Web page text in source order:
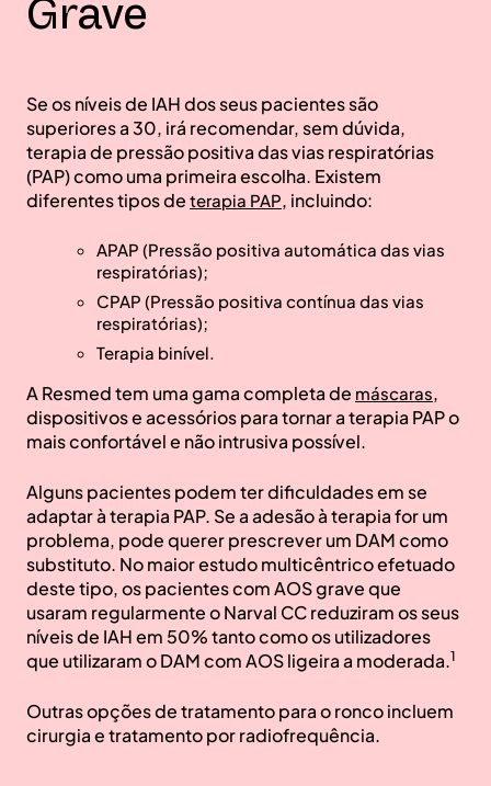
Grave
Se os níveis de IAH dos seus pacientes são
superiores a 30, irá recomendar, sem dúvida,
terapia de pressão positiva das vias respiratórias
(PAP) como uma primeira escolha. Existem
diferentes tipos de terapia PAP, incluindo:
APAP (Pressão positiva automática das vias
respiratórias);
CPAP (Pressão positiva contínua das vias
respiratórias);
Terapia binível.
A Resmed tem uma gama completa de máscaras,
dispositivos e acessórios para tornar a terapia PAP o
mais confortável e não intrusiva possível.
Alguns pacientes podem ter dificuldades em se
adaptar à terapia PAP. Se a adesão à terapia for um
problema, pode querer prescrever um DAM como
substituto. No maior estudo multicêntrico efetuado
deste tipo, os pacientes com AOS grave que
usaram regularmente o Narval CC reduziram os seus
níveis de IAH em 50% tanto como os utilizadores
que utilizaram o DAM com AOS ligeira a moderada.1
Outras opções de tratamento para o ronco incluem
cirurgia e tratamento por radiofrequência.